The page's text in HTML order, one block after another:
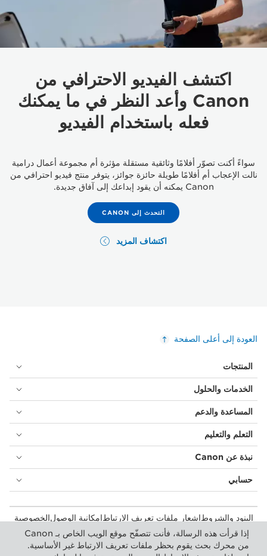
اكتشف الفيديو الاحترافي من
Canon وأعد النظر في ما يمكنك
فعله باستخدام الفيديو
سواءً أكنت تصوّر أفلامًا وثائقية مستقلة مؤثرة أم مجموعة أعمال درامية
نالت الإعجاب أم أفلامًا طويلة حائزة جوائز، يتوفر منتج فيديو احترافي من
Canon يمكنه أن يقود إبداعك إلى آفاق جديدة.
التحدث إلى CANON
اكتشاف المزيد
إذا قرأت هذه الرسالة، فأنت تتصفّح موقع الويب الخاص بـ Canon
من محرك بحث يقوم بحظر ملفات تعريف الارتباط غير الأساسية.
العودة إلى أعلى الصفحة
المنتجات
الخدمات والحلول
المساعدة والدعم
التعلم والتعليم
نبذة عن Canon
حسابي
البنود والشروطإشعار ملفات تعريف الارتباطإمكانية الوصولالخصوصية
بيان أشكال الرق المعاصرة (PDF)
المستهلك: مكان الشراء
الأعمال التجارية: أماكن الشراءإعدادات ملفات تعريف الارتباط